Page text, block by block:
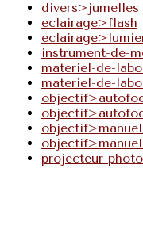
divers>jumelles
eclairage>flash
instrument-de-
materiel-de-
materiel-de-
projecteur-